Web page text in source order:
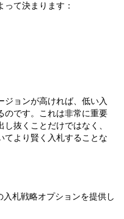
て決まります：
ジョンが高ければ、低い入
のです。これは非常に重要
抜くことだけではなく、
てより賢く入札することな
入札戦略オプションを提供し